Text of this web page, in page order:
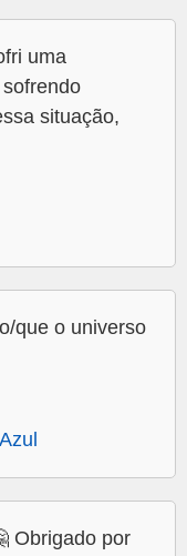
uma
situação,
que o universo
Obrigado por